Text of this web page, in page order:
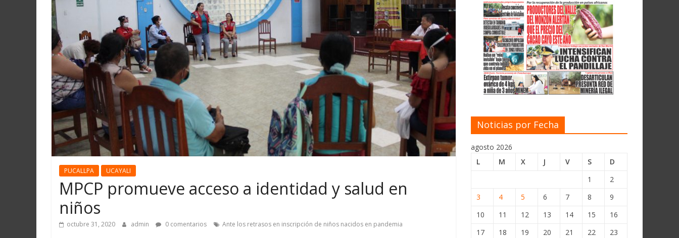
Martín
y
Loreto
PUCALLPA UCAYALI
MPCP promueve acceso a identidad y salud en
niños
octubre 31, 2020 admin 0 comentarios Ante los retrasos en inscripción de niños nacidos en pandemia
Noticias por Fecha
agosto 2026
L
M X J V S
D
1
2
3
4 5 6 7 8
9
10
11 12 13 14 15
16
17
18 19 20 21 22
23